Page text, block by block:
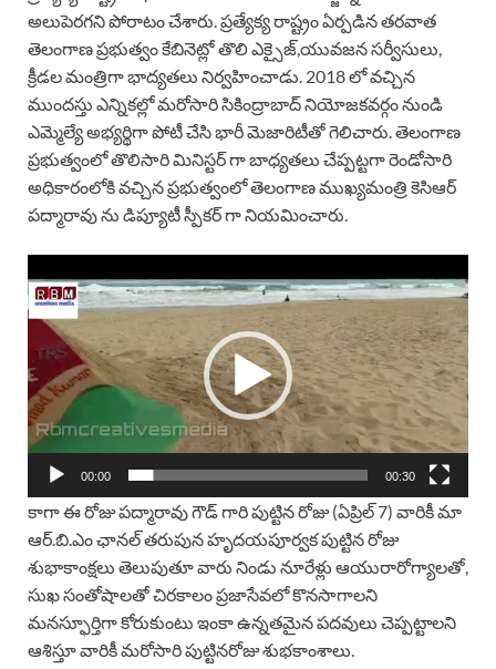
అలుపెరగని పోరాటం చేశారు. ప్రత్యేక్య రాష్ట్రం ఏర్పడిన తరవాత
తెలంగాణ ప్రభుత్వం కేబినెట్లో తొలి ఎక్సైజ్,యువజన సర్వీసులు,
క్రీడల మంత్రిగా భాద్యతలు నిర్వహించాడు. 2018 లో వచ్చిన
ముందస్తు ఎన్నికల్లో మరోసారి సికింద్రాబాద్ నియోజకవర్గం నుండి
ఎమ్మెల్యే అభ్యర్థిగా పోటీ చేసి భారీ మెజారిటీతో గెలిచారు. తెలంగాణ
ప్రభుత్వంలో తొలిసారి మినిస్టర్ గా బాధ్యతలు చేప్పట్టగా రెండోసారి
అధికారంలోకి వచ్చిన ప్రభుత్వంలో తెలంగాణ ముఖ్యమంత్రి కెసిఆర్
పద్మారావు ను డిప్యూటీ స్పీకర్ గా నియమించారు.
Player
00:00 00:30
కాగా ఈ రోజు పద్మారావు గౌడ్ గారి పుట్టిన రోజు (ఏప్రిల్ 7) వారికీ మా
ఆర్.బి.ఎం ఛానల్ తరుపున హృదయపూర్వక పుట్టిన రోజు
శుభాకాంక్షలు తెలుపుతూ వారు నిండు నూరేళ్లు ఆయురారోగ్యాలతో,
సుఖ సంతోషాలతో చిరకాలం ప్రజాసేవలో కొనసాగాలని
మనస్ఫూర్తిగా కోరుకుంటు ఇంకా ఉన్నతమైన పదవులు చెప్పట్టాలని
ఆశిస్తూ వారికీ మరోసారి పుట్టినరోజు శుభకాంశాలు.